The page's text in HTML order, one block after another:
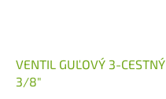
VENTIL GUĽOVÝ 3-CESTNÝ
3/8"